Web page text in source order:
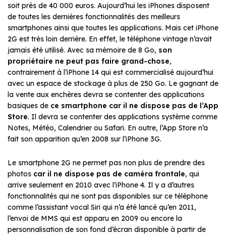
soit près de 40 000 euros. Aujourd’hui les iPhones disposent
de toutes les dernières fonctionnalités des meilleurs
smartphones ainsi que toutes les applications. Mais cet iPhone
2G est très loin derrière. En effet, le téléphone vintage n’avait
jamais été utilisé. Avec sa mémoire de 8 Go, son
propriétaire ne peut pas faire grand-chose,
contrairement à l’iPhone 14 qui est commercialisé aujourd’hui
avec un espace de stockage à plus de 250 Go. Le gagnant de
la vente aux enchères devra se contenter des applications
basiques de ce smartphone car il ne dispose pas de l’App
Store. Il devra se contenter des applications système comme
Notes, Météo, Calendrier ou Safari. En outre, l’App Store n’a
fait son apparition qu’en 2008 sur l’iPhone 3G.
Le smartphone 2G ne permet pas non plus de prendre des
photos car il ne dispose pas de caméra frontale, qui
arrive seulement en 2010 avec l’iPhone 4. Il y a d’autres
fonctionnalités qui ne sont pas disponibles sur ce téléphone
comme l’assistant vocal Siri qui n’a été lancé qu’en 2011,
l’envoi de MMS qui est apparu en 2009 ou encore la
personnalisation de son fond d’écran disponible à partir de